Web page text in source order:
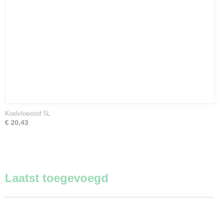
Koelvloeistof 5L
€ 20,43
Laatst toegevoegd